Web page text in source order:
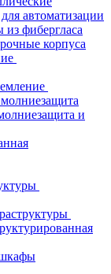
автоматизации
фибергласа
корпуса
и